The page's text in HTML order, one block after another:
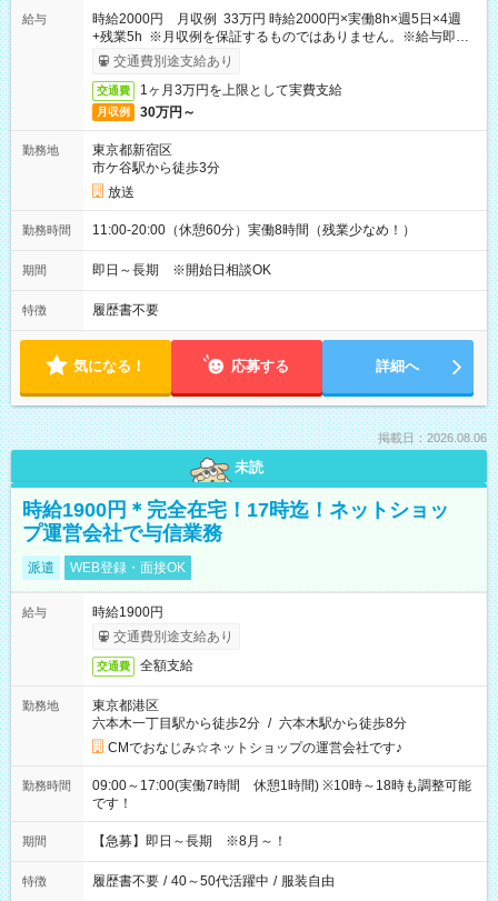
給与
時給2000円 月収例 33万円 時給2000円×実働8h×週5日×4週
+残業5h ※月収例を保証するものではありません。※給与即受
取りサービス利用可（利用条件有）
交通費別途支給あり
交通費 1ヶ月3万円を上限として実費支給
月収例 30万円～
勤務地
東京都新宿区
市ケ谷駅から徒歩3分
放送
勤務時間 11:00-20:00（休憩60分）実働8時間（残業少なめ！）
期間 即日～長期 ※開始日相談OK
特徴 履歴書不要
気になる！ 応募する 詳細へ
掲載日：2026.08.06
未読
時給1900円＊完全在宅！17時迄！ネットショッ
プ運営会社で与信業務
派遣 WEB登録・面接OK
給与
時給1900円
交通費別途支給あり
交通費 全額支給
勤務地
東京都港区
六本木一丁目駅から徒歩2分 / 六本木駅から徒歩8分
CMでおなじみ☆ネットショップの運営会社です♪
勤務時間
09:00～17:00(実働7時間 休憩1時間) ※10時～18時も調整可能
です！
期間 【急募】即日～長期 ※8月～！
特徴 履歴書不要 / 40～50代活躍中 / 服装自由